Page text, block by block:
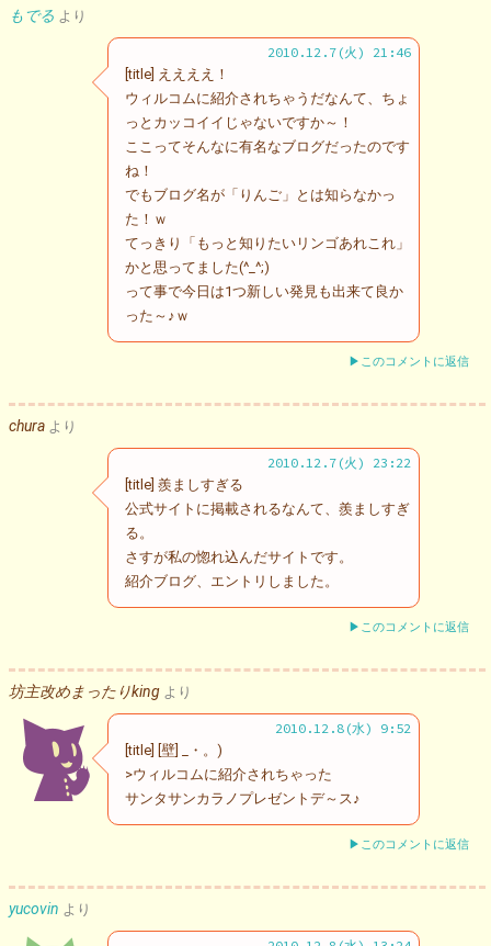
もでる より
2010.12.7(火) 21:46
[title] ええええ！
ウィルコムに紹介されちゃうだなんて、ちょ
っとカッコイイじゃないですか～！
ここってそんなに有名なブログだったのです
ね！
でもブログ名が「りんご」とは知らなかっ
た！ｗ
てっきり「もっと知りたいリンゴあれこれ」
かと思ってました(^_^;)
って事で今日は1つ新しい発見も出来て良か
った～♪ｗ
▶このコメントに返信
chura より
2010.12.7(火) 23:22
[title] 羨ましすぎる
公式サイトに掲載されるなんて、羨ましすぎ
る。
さすが私の惚れ込んだサイトです。
紹介ブログ、エントリしました。
▶このコメントに返信
坊主改めまったりking より
2010.12.8(水) 9:52
[title] [壁] _・。)
>ウィルコムに紹介されちゃった
サンタサンカラノプレゼントデ～ス♪
▶このコメントに返信
yucovin より